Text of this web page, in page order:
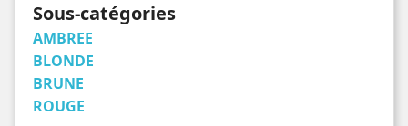
Sous-catégories
AMBREE
BLONDE
BRUNE
ROUGE